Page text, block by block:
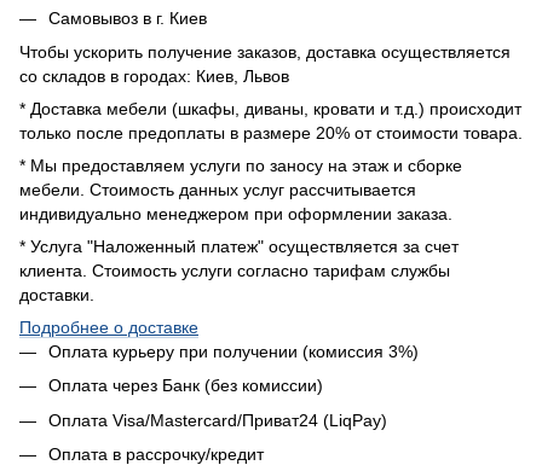
Самовывоз в г. Киев
Чтобы ускорить получение заказов, доставка осуществляется
со складов в городах: Киев, Львов
* Доставка мебели (шкафы, диваны, кровати и т.д.) происходит
только после предоплаты в размере 20% от стоимости товара.
* Мы предоставляем услуги по заносу на этаж и сборке
мебели. Стоимость данных услуг рассчитывается
индивидуально менеджером при оформлении заказа.
* Услуга "Наложенный платеж" осуществляется за счет
клиента. Стоимость услуги согласно тарифам службы
доставки.
Подробнее о доставке
Оплата курьеру при получении (комиссия 3%)
Оплата через Банк (без комиссии)
Оплата Visa/Mastercard/Приват24 (LiqPay)
Оплата в рассрочку/кредит